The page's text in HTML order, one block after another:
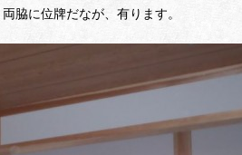
脇に位牌だなが、有ります。